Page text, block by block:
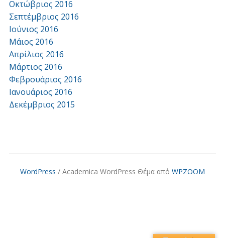
Οκτώβριος 2016
Σεπτέμβριος 2016
Ιούνιος 2016
Μάιος 2016
Απρίλιος 2016
Μάρτιος 2016
Φεβρουάριος 2016
Ιανουάριος 2016
Δεκέμβριος 2015
WordPress / Academica WordPress Θέμα από WPZOOM